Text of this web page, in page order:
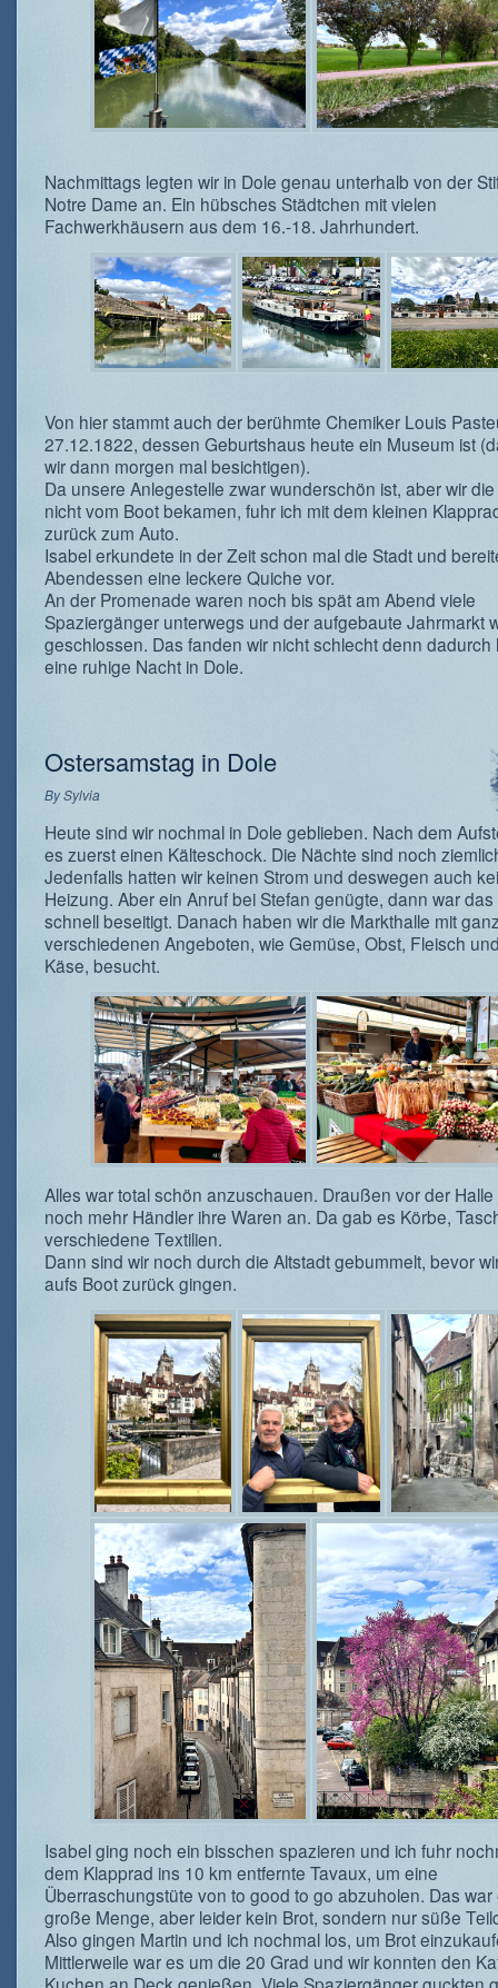
Nachmittags legten wir in Dole genau unterhalb von der
Notre Dame an. Ein hübsches Städtchen mit vielen
Fachwerkhäusern aus dem 16.-18. Jahrhundert.
Von hier stammt auch der berühmte Chemiker Louis
27.12.1822, dessen Geburtshaus heute ein Museum ist
wir dann morgen mal besichtigen).
Da unsere Anlegestelle zwar wunderschön ist, aber wir
nicht vom Boot bekamen, fuhr ich mit dem kleinen
zurück zum Auto.
Isabel erkundete in der Zeit schon mal die Stadt und
Abendessen eine leckere Quiche vor.
An der Promenade waren noch bis spät am Abend viele
Spaziergänger unterwegs und der aufgebaute Jahrmarkt
geschlossen. Das fanden wir nicht schlecht denn dadurch
eine ruhige Nacht in Dole.
Ostersamstag in Dole
BySylvia
Heute sind wir nochmal in Dole geblieben. Nach dem
es zuerst einen Kälteschock. Die Nächte sind noch
Jedenfalls hatten wir keinen Strom und deswegen auch
Heizung. Aber ein Anruf bei Stefan genügte, dann war
schnell beseitigt. Danach haben wir die Markthalle mit
verschiedenen Angeboten, wie Gemüse, Obst, Fleisch
Käse, besucht.
Alles war total schön anzuschauen. Draußen vor der
noch mehr Händler ihre Waren an. Da gab es Körbe,
verschiedene Textilien.
Dann sind wir noch durch die Altstadt gebummelt, bevor
aufs Boot zurück gingen.
Isabel ging noch ein bisschen spazieren und ich fuhr
dem Klapprad ins 10 km entfernte Tavaux, um eine
Überraschungstüte von to good to go abzuholen. Das war
große Menge, aber leider kein Brot, sondern nur süße
Also gingen Martin und ich nochmal los, um Brot
Mittlerweile war es um die 20 Grad und wir konnten den